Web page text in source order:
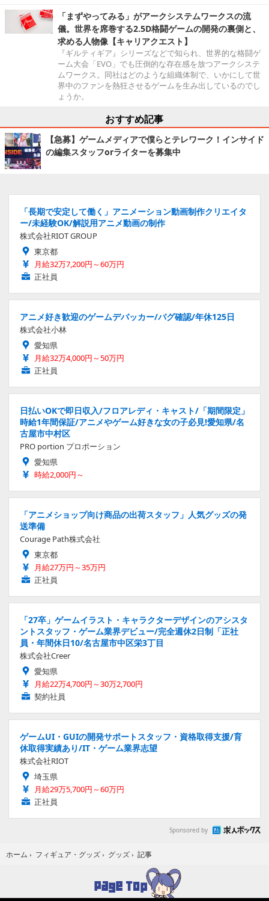
「まずやってみる」がアークシステムワークスの流
儀。世界を席巻する2.5D格闘ゲームの開発の裏側と、
求める人物像【キャリアクエスト】
『ギルティギア』シリーズなどで知られ、世界的な格闘ゲ
ーム大会「EVO」でも圧倒的な存在感を放つアークシステ
ムワークス。同社はどのような組織体制で、いかにして世
界中のファンを熱狂させるゲームを生み出しているのでし
ょうか。
おすすめ記事
【急募】ゲームメディアで僕らとテレワーク！インサイド
の編集スタッフorライターを募集中
「長期で安定して働く」アニメーション動画制作クリエイタ
ー/未経験OK/解説用アニメ動画の制作
株式会社RIOT GROUP
東京都
月給32万7,200円～60万円
正社員
アニメ好き歓迎のゲームデバッカー/バグ確認/年休125日
株式会社小林
愛知県
月給32万4,000円～50万円
正社員
日払いOKで即日収入/フロアレディ・キャスト/「期間限定」
時給1年間保証/アニメやゲーム好きな女の子必見!愛知県/名
古屋市中村区
PRO portion プロポーション
愛知県
時給2,000円～
「アニメショップ向け商品の出荷スタッフ」人気グッズの発
送準備
Courage Path株式会社
東京都
月給27万円～35万円
正社員
「27卒」ゲームイラスト・キャラクターデザインのアシスタ
ントスタッフ・ゲーム業界デビュー/完全週休2日制「正社
員・年間休日10/名古屋市中区栄3丁目
株式会社Creer
愛知県
月給22万4,700円～30万2,700円
契約社員
ゲームUI・GUIの開発サポートスタッフ・資格取得支援/育
休取得実績あり/IT・ゲーム業界志望
株式会社RIOT
埼玉県
月給29万5,700円～60万円
正社員
Sponsored by
ホーム › フィギュア・グッズ › グッズ › 記事